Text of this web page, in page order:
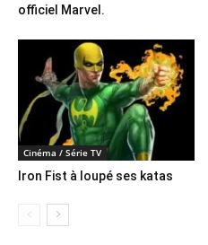
officiel Marvel.
Cinéma / Série TV
Iron Fist à loupé ses katas